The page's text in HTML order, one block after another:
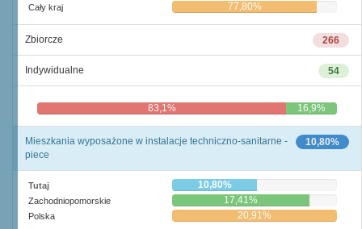
Cały kraj 77,80%
266
Zbiorcze
54
Indywidualne
83,1% 16,9%
10,80%
Mieszkania wyposażone w instalacje techniczno-sanitarne -
piece
Tutaj 10,80%
Zachodniopomorskie 17,41%
Polska 20,91%